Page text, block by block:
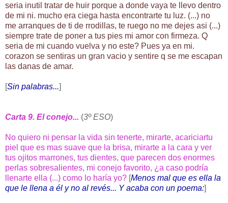
seria inutil tratar de huir porque a donde vaya te llevo dentro
de mi ni. mucho era ciega hasta encontrarte tu luz. (...) no
me arranques de ti de rrodillas, te ruego no me dejes asi (...)
siempre trate de poner a tus pies mi amor con firmeza. Q
seria de mi cuando vuelva y no este? Pues ya en mi.
corazon se sentiras un gran vacio y sentire q se me escapan
las danas de amar.
[Sin palabras...]
Carta 9. El conejo... (3º ESO)
No quiero ni pensar la vida sin tenerte, mirarte, acariciartu
piel que es mas suave que la brisa, mirarte a la cara y ver
tus ojitos marrones, tus dientes, que parecen dos enormes
perlas sobresalientes, mi conejo favorito, ¿a caso podría
llenarte ella (...) como lo haría yo? [Menos mal que es ella la
que le llena a él y no al revés... Y acaba con un poema:]